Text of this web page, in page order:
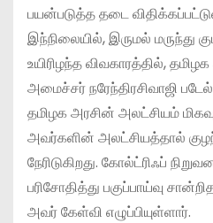
பயன்படுத்த தடை
இந்நிலையில், இருமல் மருந்து
உயிரிழந்த விவகாரத்தில்,
அமைச்சர் நரேந்திரசிவாஜி
தமிழக அரசின் அலட்சியம்
அவர்களின் அலட்சியத்தால்
நேரிடுகிறது. கோல்ட்ரிஃப்
பரிசோதித்து பகுப்பாய்வு
அவர் கேள்வி எழுப்பியுள்ளார்.